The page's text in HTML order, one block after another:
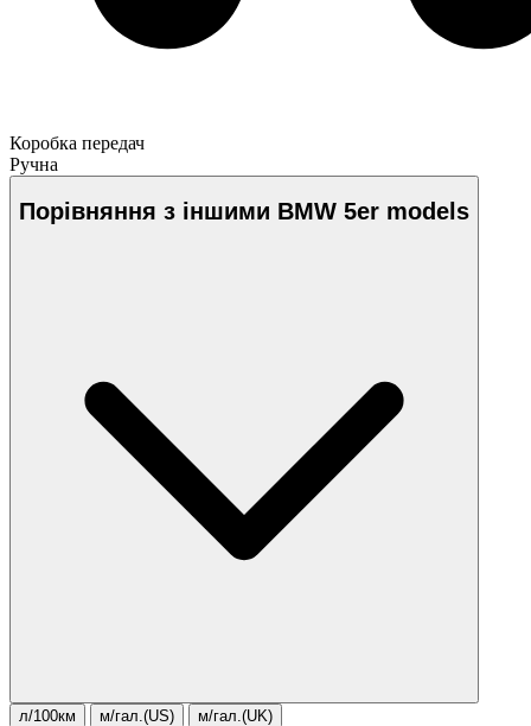
Коробка передач
Ручна
Порівняння з іншими BMW 5er models
л/100км м/гал.(US) м/гал.(UK)